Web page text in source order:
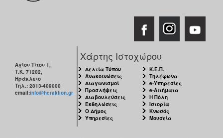
Αγίου Τίτου 1,
Τ.Κ. 71202,
Ηράκλειο
Τηλ.: 2813-409000
email:info@heraklion.gr
Χάρτης Ιστοχώρου
Δελτία Τύπου
Ανακοινώσεις
Διαγωνισμοί
Προσλήψεις
Διαβουλεύσεις
Εκδηλώσεις
Ο Δήμος
Υπηρεσίες
Κ.Ε.Π.
Τηλέφωνα
e-Υπηρεσίες
e-Αιτήματα
Η Πόλη
Ιστορία
Κνωσός
Μουσεία